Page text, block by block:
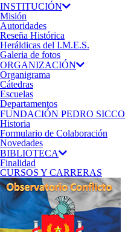
INSTITUCIÓN
Misión
Autoridades
Reseña Histórica
Heráldicas del I.M.E.S.
Galeria de fotos
ORGANIZACIÓN
Organigrama
Cátedras
Escuelas
Departamentos
FUNDACIÓN PEDRO SICCO
Historia
Formulario de Colaboración
Novedades
BIBLIOTECA
Finalidad
CURSOS Y CARRERAS